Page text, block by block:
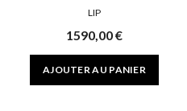
LIP
1590,00€
AJOUTER AU PANIER